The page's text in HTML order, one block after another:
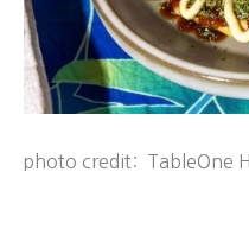
photo credit: TableOne